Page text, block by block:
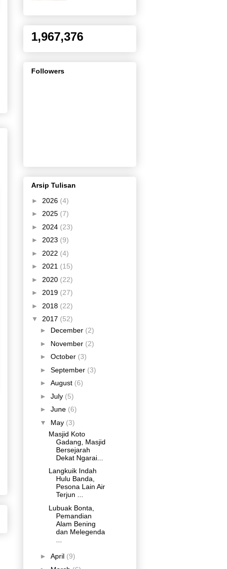
1,967,376
Followers
Arsip Tulisan
► 2026 (4)
► 2025 (7)
► 2024 (23)
► 2023 (9)
► 2022 (4)
► 2021 (15)
► 2020 (22)
► 2019 (27)
► 2018 (22)
▼ 2017 (52)
► December (2)
► November (2)
► October (3)
► September (3)
► August (6)
► July (5)
► June (6)
▼ May (3)
Masjid Koto
Gadang, Masjid
Bersejarah
Dekat Ngarai...
Langkuik Indah
Hulu Banda,
Pesona Lain Air
Terjun ...
Lubuak Bonta,
Pemandian
Alam Bening
dan Melegenda
► April (9)